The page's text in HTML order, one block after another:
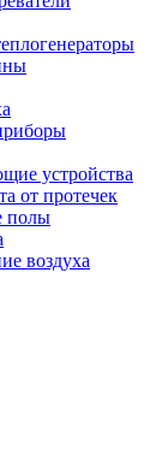
устройства
от протечек
полы
воздуха